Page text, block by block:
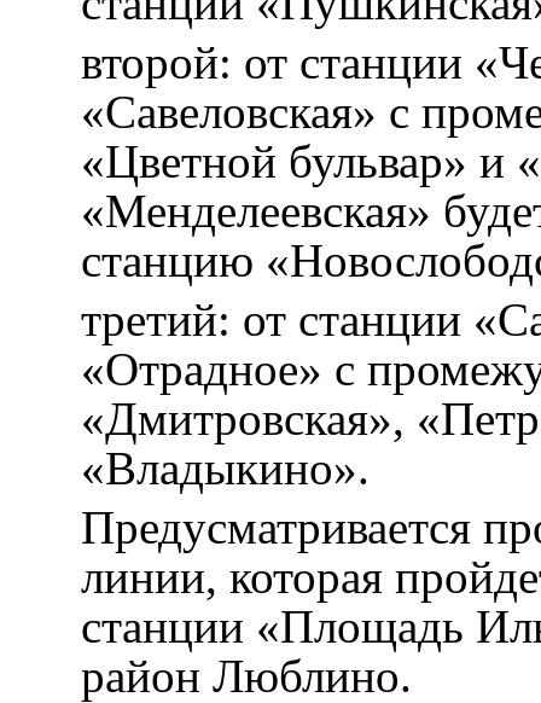
второй: от станции
«Савеловская» с
«Цветной бульвар» и
«Менделеевская»
станцию
третий: от станции
«Отрадное» с
«Дмитровская»,
«Владыкино».
Предусматривается
линии, которая
станции «Площадь
район Люблино.